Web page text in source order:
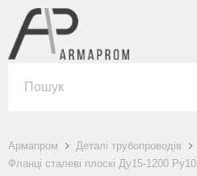
Армапром Деталі трубопроводів
Фланці сталеві плоскі Ду15-1200 Ру10